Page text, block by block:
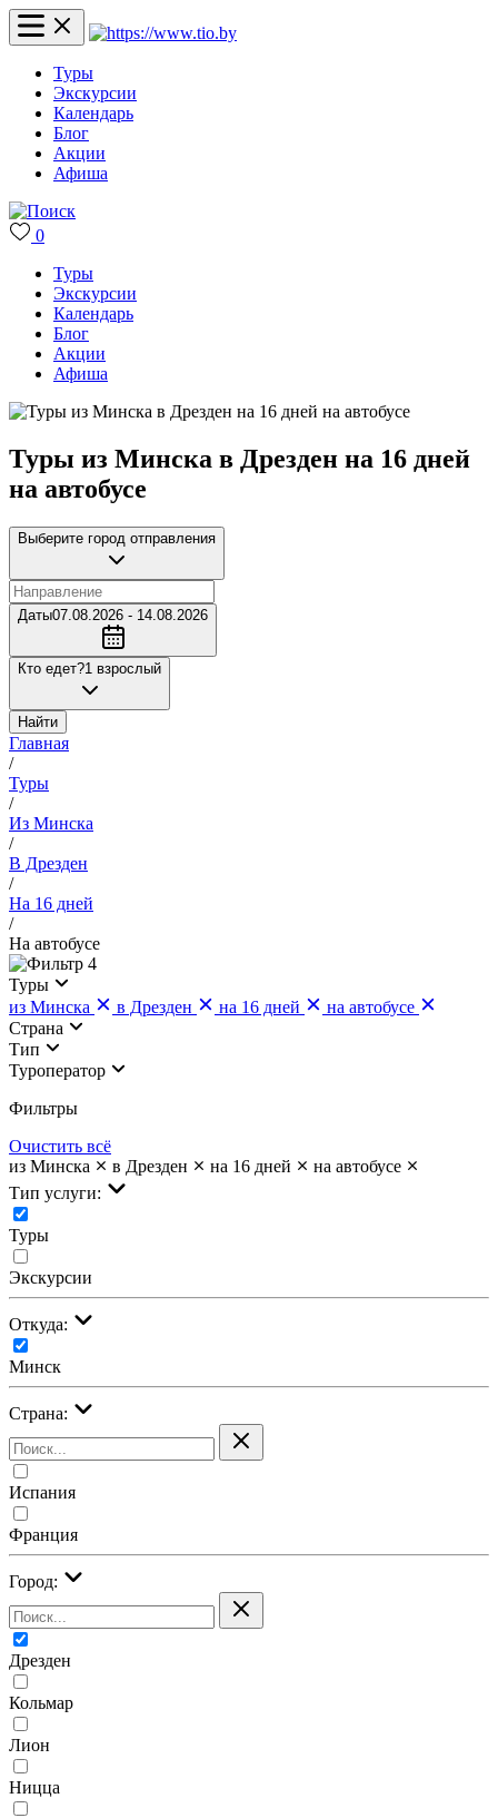
Туры
Экскурсии
Календарь
Блог
Акции
Афиша
0
Туры
Экскурсии
Календарь
Блог
Акции
Афиша
Туры из Минска в Дрезден на 16 дней
на автобусе
Выберите город отправления
Даты07.08.2026 - 14.08.2026
Кто едет?1 взрослый
Найти
Главная
/
Туры
/
Из Минска
/
В Дрезден
/
На 16 дней
/
На автобусе
4
Туры
из Минска
в Дрезден на 16 дней
на автобусе
Страна
Тип
Туроператор
Фильтры
Очистить всё
из Минска
в Дрезден на 16 дней
на автобусе
Тип услуги:
Туры
Экскурсии
Откуда:
Минск
Страна:
Испания
Франция
Город:
Дрезден
Кольмар
Лион
Ницца